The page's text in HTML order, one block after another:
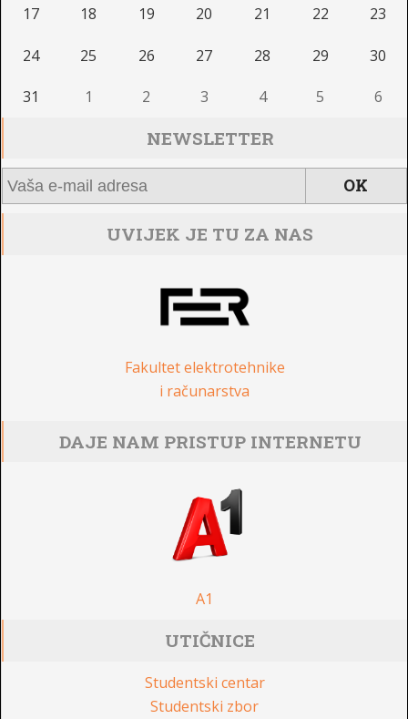
17 18 19 20 21 22 23
24 25 26 27 28 29 30
31 1 2 3 4 5 6
NEWSLETTER
UVIJEK JE TU ZA NAS
Fakultet elektrotehnike
i računarstva
DAJE NAM PRISTUP INTERNETU
A1
UTIČNICE
Studentski centar
Studentski zbor